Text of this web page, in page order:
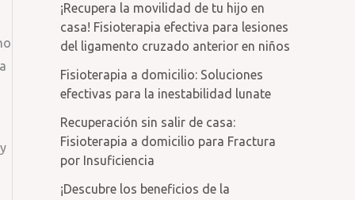
¡Recupera la movilidad de tu hijo en
casa! Fisioterapia efectiva para lesiones
del ligamento cruzado anterior en niños
Fisioterapia a domicilio: Soluciones
efectivas para la inestabilidad lunate
Recuperación sin salir de casa:
Fisioterapia a domicilio para Fractura
por Insuficiencia
¡Descubre los beneficios de la